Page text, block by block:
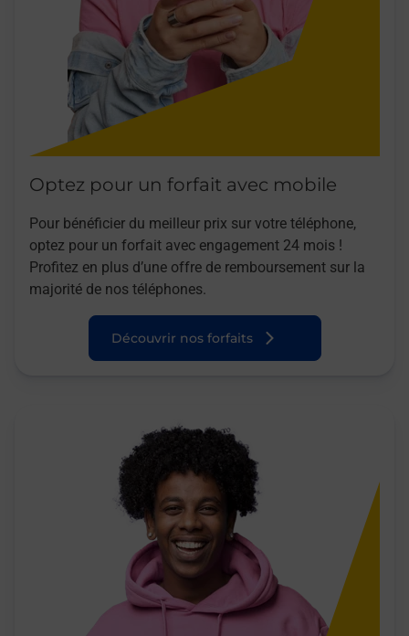
Optez pour un forfait avec mobile
Pour bénéficier du meilleur prix sur votre téléphone,
optez pour un forfait avec engagement 24 mois !
Profitez en plus d’une offre de remboursement sur la
majorité de nos téléphones.
Découvrir nos forfaits